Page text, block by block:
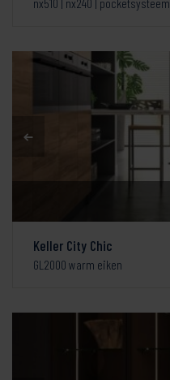
Keller City Chic
GL2000 warm eiken